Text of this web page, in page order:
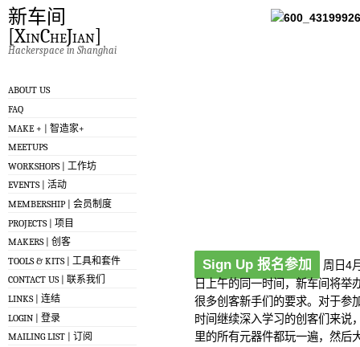
新车间
[XinCheJian]
Hackerspace in Shanghai
ABOUT US
FAQ
MAKE + | 智造家+
MEETUPS
WORKSHOPS | 工作坊
EVENTS | 活动
MEMBERSHIP | 会员制度
PROJECTS | 项目
MAKERS | 创客
TOOLS & KITS | 工具和套件
CONTACT US | 联系我们
LINKS | 连结
LOGIN | 登录
MAILING LIST | 订阅
Sign Up 报名参加
周日4
日上午的同一时间，新车间将举
很多创客新手们的要求。对于参
时间继续深入学习的创客们来说
里的所有元器件都玩一遍，然后